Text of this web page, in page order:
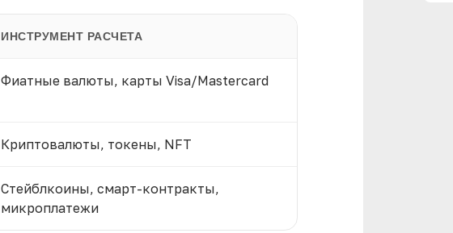
ИНСТРУМЕНТ РАСЧЕТА
Фиатные валюты, карты Visa/Mastercard
Криптовалюты, токены, NFT
Стейблкоины, смарт-контракты,
микроплатежи